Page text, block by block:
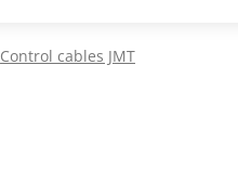
Control cables JMT